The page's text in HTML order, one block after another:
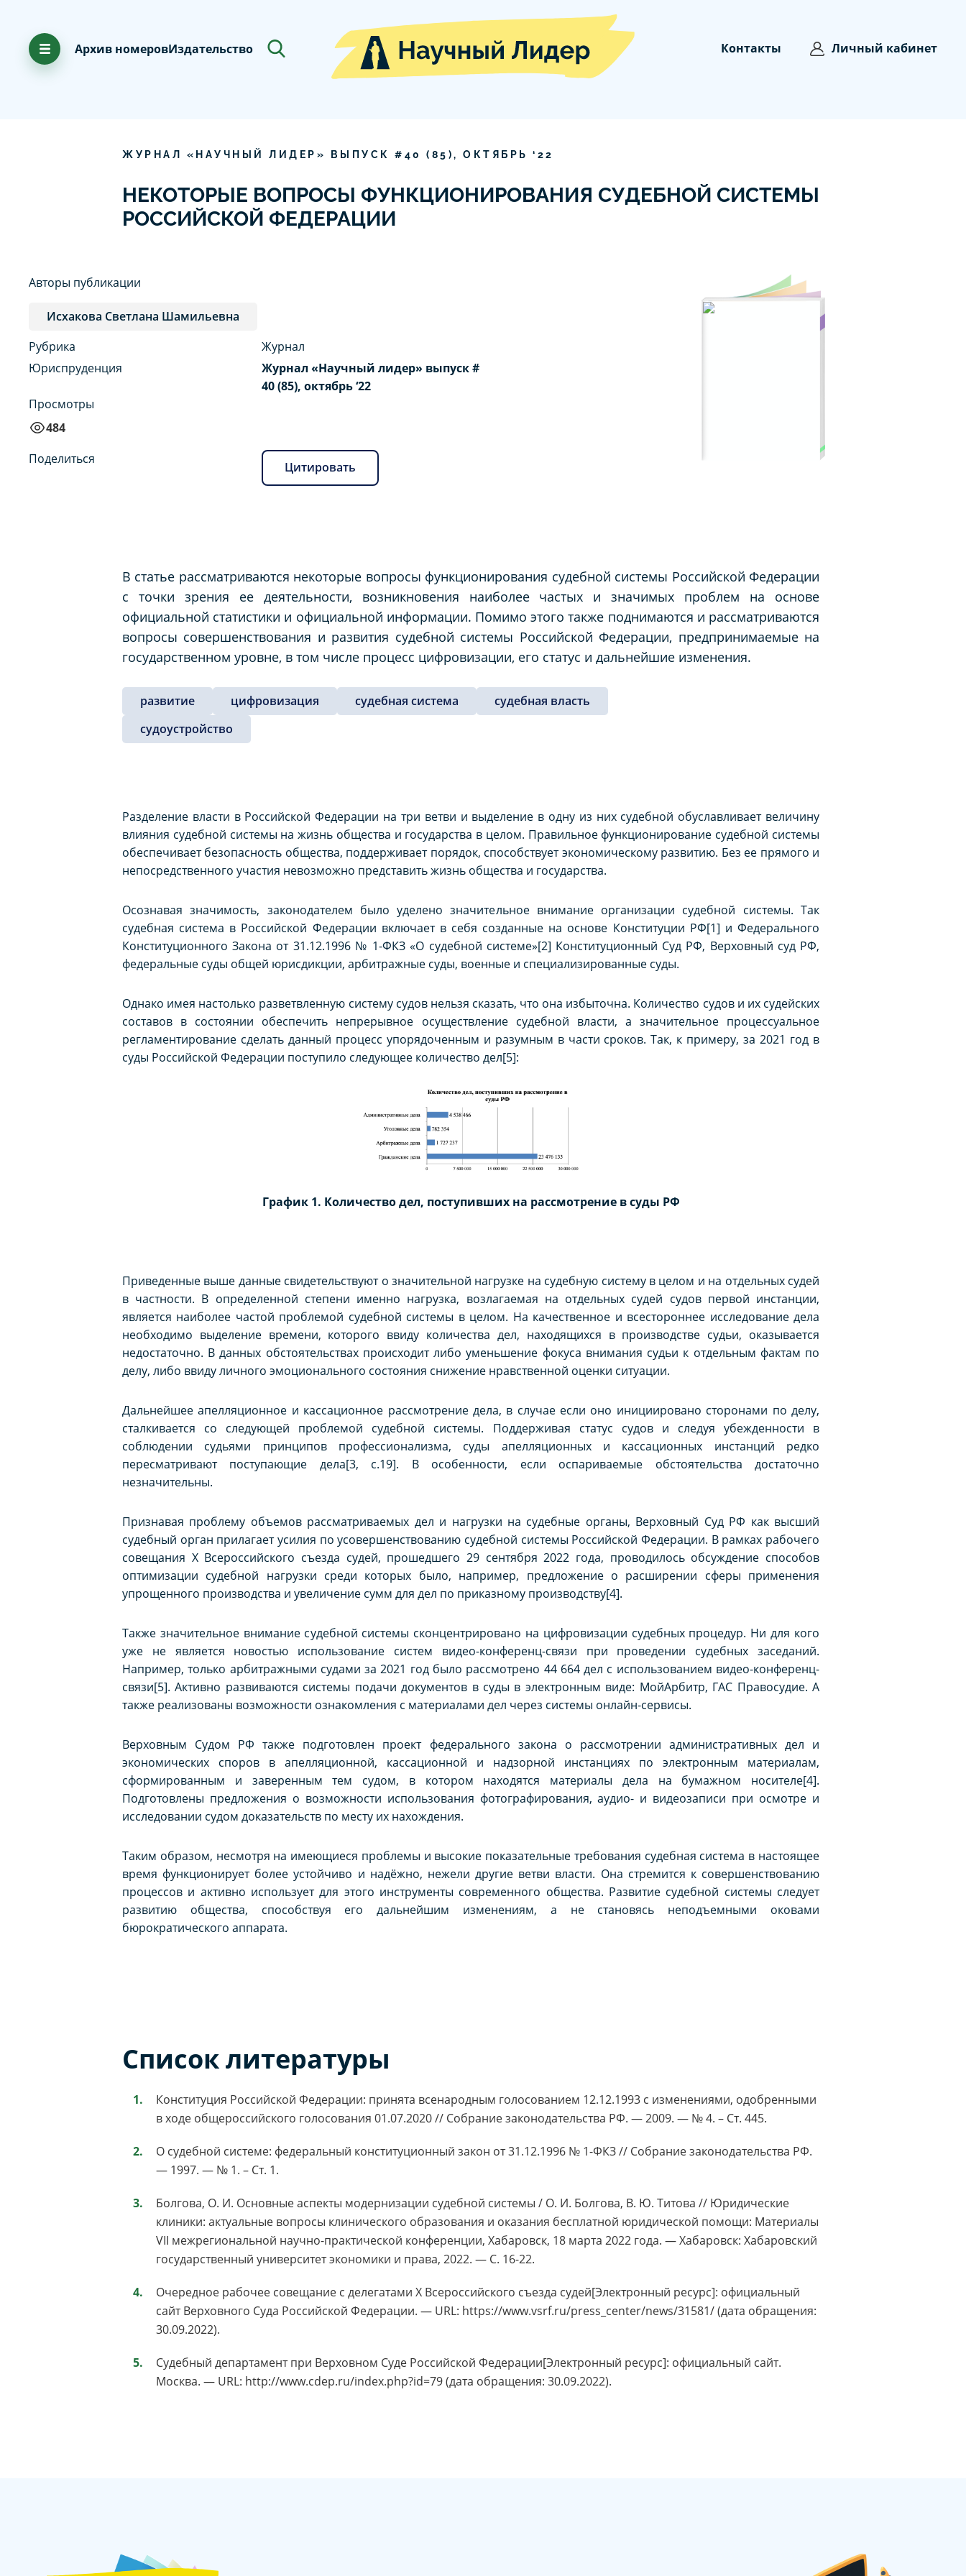
Архив номеровИздательство Контакты Личный кабинет
ЖУРНАЛ «НАУЧНЫЙ ЛИДЕР» ВЫПУСК # 40 ( 85 ), ОКТЯБРЬ ‘ 22
НЕКОТОРЫЕ ВОПРОСЫ ФУНКЦИОНИРОВАНИЯ СУДЕБНОЙ СИСТЕМЫ
РОССИЙСКОЙ ФЕДЕРАЦИИ
Авторы публикации
Исхакова Светлана Шамильевна
Рубрика
Юриспруденция
Просмотры
484
Журнал
Журнал «Научный лидер» выпуск #
40 (85), октябрь ‘22
Поделиться
Цитировать
В статье рассматриваются некоторые вопросы функционирования судебной системы Российской Федерации
с точки зрения ее деятельности, возникновения наиболее частых и значимых проблем на основе
официальной статистики и официальной информации. Помимо этого также поднимаются и рассматриваются
вопросы совершенствования и развития судебной системы Российской Федерации, предпринимаемые на
государственном уровне, в том числе процесс цифровизации, его статус и дальнейшие изменения.
развитие цифровизация судебная система
судебная власть
судоустройство
Разделение власти в Российской Федерации на три ветви и выделение в одну из них судебной обуславливает величину
влияния судебной системы на жизнь общества и государства в целом. Правильное функционирование судебной системы
обеспечивает безопасность общества, поддерживает порядок, способствует экономическому развитию. Без ее прямого и
непосредственного участия невозможно представить жизнь общества и государства.
Осознавая значимость, законодателем было уделено значительное внимание организации судебной системы. Так
судебная система в Российской Федерации включает в себя созданные на основе Конституции РФ[1] и Федерального
Конституционного Закона от 31.12.1996 № 1-ФКЗ «О судебной системе»[2] Конституционный Суд РФ, Верховный суд РФ,
федеральные суды общей юрисдикции, арбитражные суды, военные и специализированные суды.
Однако имея настолько разветвленную систему судов нельзя сказать, что она избыточна. Количество судов и их судейских
составов в состоянии обеспечить непрерывное осуществление судебной власти, а значительное процессуальное
регламентирование сделать данный процесс упорядоченным и разумным в части сроков. Так, к примеру, за 2021 год в
суды Российской Федерации поступило следующее количество дел[5]:
График 1. Количество дел, поступивших на рассмотрение в суды РФ
Приведенные выше данные свидетельствуют о значительной нагрузке на судебную систему в целом и на отдельных судей
в частности. В определенной степени именно нагрузка, возлагаемая на отдельных судей судов первой инстанции,
является наиболее частой проблемой судебной системы в целом. На качественное и всестороннее исследование дела
необходимо выделение времени, которого ввиду количества дел, находящихся в производстве судьи, оказывается
недостаточно. В данных обстоятельствах происходит либо уменьшение фокуса внимания судьи к отдельным фактам по
делу, либо ввиду личного эмоционального состояния снижение нравственной оценки ситуации.
Дальнейшее апелляционное и кассационное рассмотрение дела, в случае если оно инициировано сторонами по делу,
сталкивается со следующей проблемой судебной системы. Поддерживая статус судов и следуя убежденности в
соблюдении судьями принципов профессионализма, суды апелляционных и кассационных инстанций редко
пересматривают поступающие дела[3, c.19]. В особенности, если оспариваемые обстоятельства достаточно
незначительны.
Признавая проблему объемов рассматриваемых дел и нагрузки на судебные органы, Верховный Суд РФ как высший
судебный орган прилагает усилия по усовершенствованию судебной системы Российской Федерации. В рамках рабочего
совещания Х Всероссийского съезда судей, прошедшего 29 сентября 2022 года, проводилось обсуждение способов
оптимизации судебной нагрузки среди которых было, например, предложение о расширении сферы применения
упрощенного производства и увеличение сумм для дел по приказному производству[4].
Также значительное внимание судебной системы сконцентрировано на цифровизации судебных процедур. Ни для кого
уже не является новостью использование систем видео-конференц-связи при проведении судебных заседаний.
Например, только арбитражными судами за 2021 год было рассмотрено 44 664 дел с использованием видео-конференц-
связи[5]. Активно развиваются системы подачи документов в суды в электронным виде: МойАрбитр, ГАС Правосудие. А
также реализованы возможности ознакомления с материалами дел через системы онлайн-сервисы.
Верховным Судом РФ также подготовлен проект федерального закона о рассмотрении административных дел и
экономических споров в апелляционной, кассационной и надзорной инстанциях по электронным материалам,
сформированным и заверенным тем судом, в котором находятся материалы дела на бумажном носителе[4].
Подготовлены предложения о возможности использования фотографирования, аудио- и видеозаписи при осмотре и
исследовании судом доказательств по месту их нахождения.
Таким образом, несмотря на имеющиеся проблемы и высокие показательные требования судебная система в настоящее
время функционирует более устойчиво и надёжно, нежели другие ветви власти. Она стремится к совершенствованию
процессов и активно использует для этого инструменты современного общества. Развитие судебной системы следует
развитию общества, способствуя его дальнейшим изменениям, а не становясь неподъемными оковами
бюрократического аппарата.
Список литературы
Конституция Российской Федерации: принята всенародным голосованием 12.12.1993 с изменениями, одобренными
в ходе общероссийского голосования 01.07.2020 // Собрание законодательства РФ. — 2009. — № 4. – Ст. 445.
О судебной системе: федеральный конституционный закон от 31.12.1996 № 1-ФКЗ // Собрание законодательства РФ.
— 1997. — № 1. – Ст. 1.
Болгова, О. И. Основные аспекты модернизации судебной системы / О. И. Болгова, В. Ю. Титова // Юридические
клиники: актуальные вопросы клинического образования и оказания бесплатной юридической помощи: Материалы
VII межрегиональной научно-практической конференции, Хабаровск, 18 марта 2022 года. — Хабаровск: Хабаровский
государственный университет экономики и права, 2022. — С. 16-22.
Очередное рабочее совещание с делегатами Х Всероссийского съезда судей[Электронный ресурс]: официальный
сайт Верховного Суда Российской Федерации. — URL: https://www.vsrf.ru/press_center/news/31581/ (дата обращения:
30.09.2022).
Судебный департамент при Верховном Суде Российской Федерации[Электронный ресурс]: официальный сайт.
Москва. — URL: http://www.cdep.ru/index.php?id=79 (дата обращения: 30.09.2022).